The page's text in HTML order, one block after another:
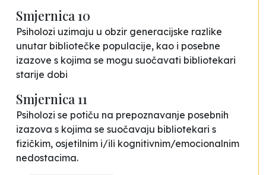
Smjernica 10
Psiholozi uzimaju u obzir generacijske razlike
unutar bibliotečke populacije, kao i posebne
izazove s kojima se mogu suočavati bibliotekari
starije dobi
Smjernica 11
Psiholozi se potiču na prepoznavanje posebnih
izazova s kojima se suočavaju bibliotekari s
fizičkim, osjetilnim i/ili kognitivnim/emocionalnim
nedostacima.